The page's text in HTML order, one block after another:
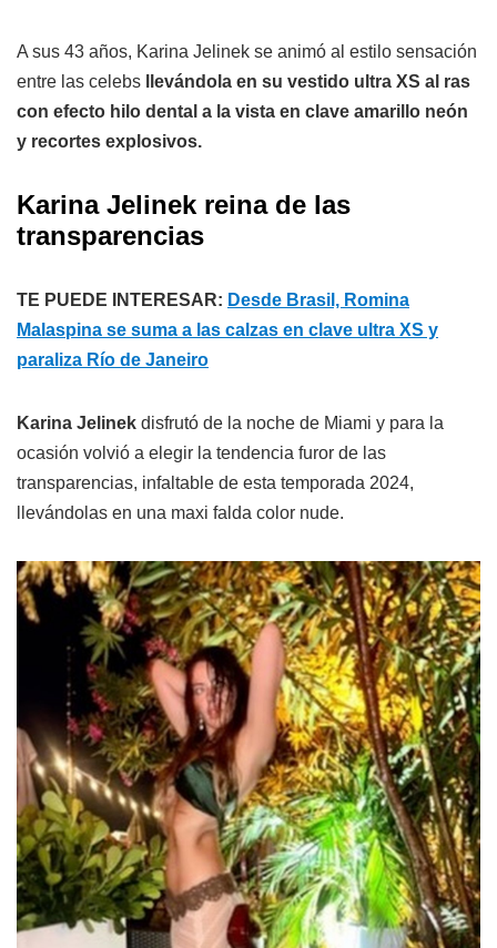
A sus 43 años, Karina Jelinek se animó al estilo sensación
entre las celebs llevándola en su vestido ultra XS al ras
con efecto hilo dental a la vista en clave amarillo neón
y recortes explosivos.
Karina Jelinek reina de las
transparencias
TE PUEDE INTERESAR: Desde Brasil, Romina
Malaspina se suma a las calzas en clave ultra XS y
paraliza Río de Janeiro
Karina Jelinek disfrutó de la noche de Miami y para la
ocasión volvió a elegir la tendencia furor de las
transparencias, infaltable de esta temporada 2024,
llevándolas en una maxi falda color nude.